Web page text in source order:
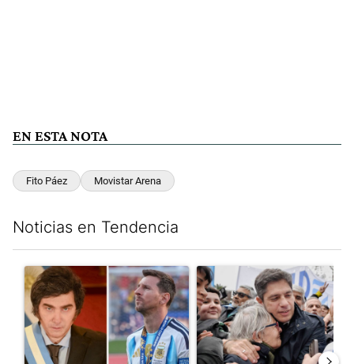
EN ESTA NOTA
Fito Páez Movistar Arena
Noticias en Tendencia
Un artículo de tendencia con el título "Milei despidió a Jorge
Un artículo de tendencia con